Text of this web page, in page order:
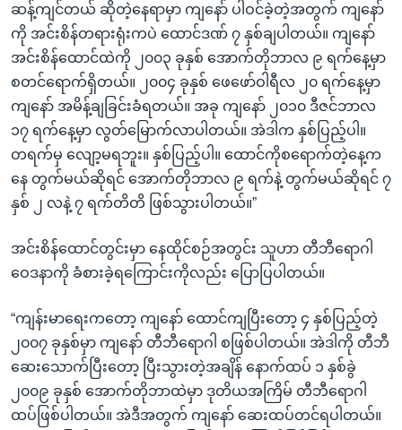
ဆန့်ကျင်တယ် ဆိုတဲ့နေရာမှာ ကျနော် ပါဝင်ခဲ့တဲ့အတွက် ကျနော်
ကို အင်းစိန်တရားရုံးကပဲ ထောင်ဒဏ် ၇ နှစ်ချပါတယ်။ ကျနော်
အင်းစိန်ထောင်ထဲကို ၂၀၀၃ ခုနှစ် အောက်တိုဘာလ ၉ ရက်နေ့မှာ
စတင်ရောက်ရှိတယ်။ ၂၀၀၄ ခုနှစ် ဖေဖော်ဝါရီလ ၂၀ ရက်နေ့မှာ
ကျနော် အမိန့်ချခြင်းခံရတယ်။ အခု ကျနော် ၂၀၁၀ ဒီဇင်ဘာလ
၁၇ ရက်နေ့မှာ လွတ်မြောက်လာပါတယ်။ အဲဒါက နှစ်ပြည့်ပါ။
တရက်မှ လျော့မရဘူး။ နှစ်ပြည့်ပါ။ ထောင်ကိုစရောက်တဲ့နေ့က
နေ တွက်မယ်ဆိုရင် အောက်တိုဘာလ ၉ ရက်နဲ့ တွက်မယ်ဆိုရင် ၇
နှစ် ၂ လနဲ့ ၇ ရက်တိတိ ဖြစ်သွားပါတယ်။”
အင်းစိန်ထောင်တွင်းမှာ နေထိုင်စဉ်အတွင်း သူဟာ တီဘီရောဂါ
ဝေဒနာကို ခံစားခဲ့ရကြောင်းကိုလည်း ပြောပြပါတယ်။
“ကျန်းမာရေးကတော့ ကျနော် ထောင်ကျပြီးတော့ ၄ နှစ်ပြည့်တဲ့
၂၀၀၇ ခုနှစ်မှာ ကျနော် တီဘီရောဂါ စဖြစ်ပါတယ်။ အဲဒါကို တီဘီ
ဆေးသောက်ပြီးတော့ ပြီးသွားတဲ့အချိန် နောက်ထပ် ၁ နှစ်ခွဲ
၂၀၀၉ ခုနှစ် အောက်တိုဘာထဲမှာ ဒုတိယအကြိမ် တီဘီရောဂါ
ထပ်ဖြစ်ပါတယ်။ အဲဒီအတွက် ကျနော် ဆေးထပ်တင်ရပါတယ်။